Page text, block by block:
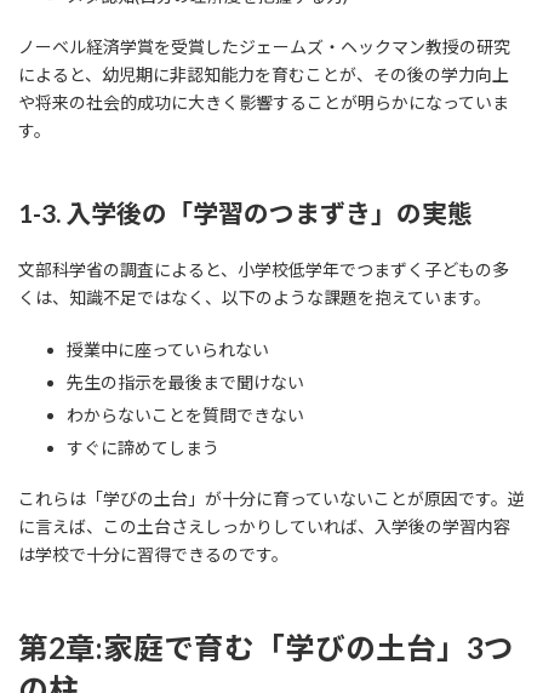
ノーベル経済学賞を受賞したジェームズ・ヘックマン教授の研究
によると、幼児期に非認知能力を育むことが、その後の学力向上
や将来の社会的成功に大きく影響することが明らかになっていま
す。
1-3. 入学後の「学習のつまずき」の実態
文部科学省の調査によると、小学校低学年でつまずく子どもの多
くは、知識不足ではなく、以下のような課題を抱えています。
授業中に座っていられない
先生の指示を最後まで聞けない
わからないことを質問できない
すぐに諦めてしまう
これらは「学びの土台」が十分に育っていないことが原因です。逆
に言えば、この土台さえしっかりしていれば、入学後の学習内容
は学校で十分に習得できるのです。
第2章:家庭で育む「学びの土台」3つ